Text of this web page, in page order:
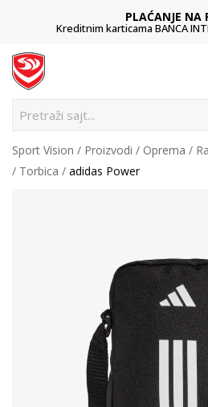
PLAĆANJE NA
Kreditnim karticama BANCA
Pretraži sajt...
Sport Vision Proizvodi Oprema
Torbica
adidas Power